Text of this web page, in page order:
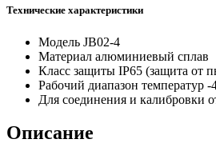
Технические характеристики
Модель JB02-4
Материал алюминиевый сплав
Класс защиты IP65 (защита от
Рабочий диапазон температур -
Для соединения и калибровки
Описание